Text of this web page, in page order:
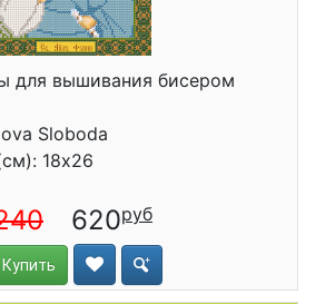
для вышивания бисером
Sloboda
18x26
620
Купить